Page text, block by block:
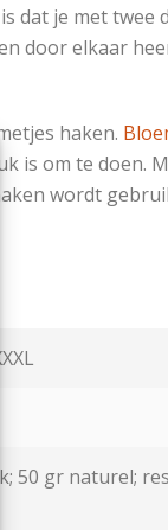
dat je met twee
door elkaar
haken.
is om te doen.
wordt
50 gr naturel;